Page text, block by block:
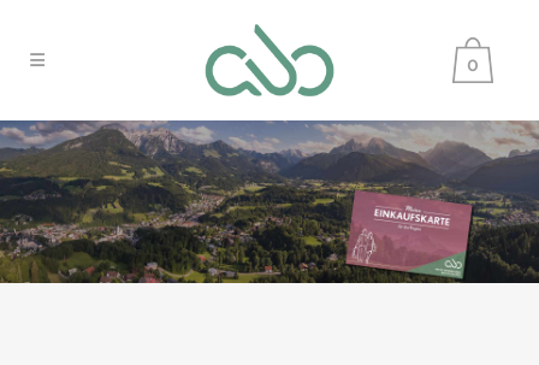
0
ARCHIVE